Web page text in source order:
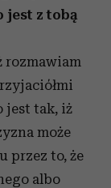
jest z tobą
rozmawiam
jest tak, iż
może
przez to, że
albo